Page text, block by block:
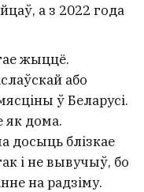
а з 2022 года
жыццё.
або
ў Беларусі.
як дома.
досыць блізкае
і не вывучыў, бо
на радзіму.